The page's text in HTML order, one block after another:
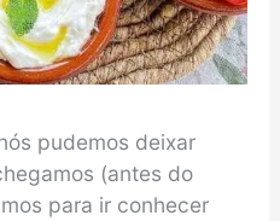
pudemos deixar
(antes do
para ir conhecer